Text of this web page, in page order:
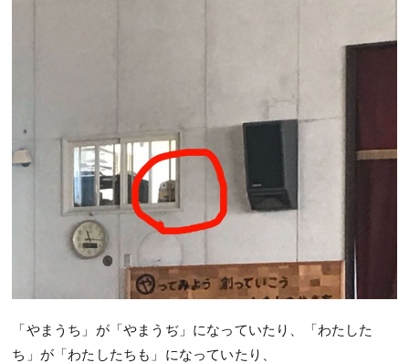
「やまうち」が「やまうぢ」になっていたり、「わたした
ち」が「わたしたちも」になっていたり、